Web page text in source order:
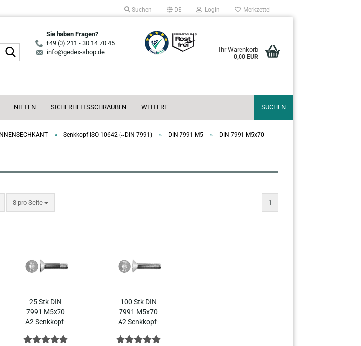
Suchen DE Login Merkzettel
Suche...
Sie haben Fragen?
+49 (0) 211 - 30 14 70 45
info@gedex-shop.de
Ihr Warenkorb
0,00 EUR
NIETEN SICHERHEITSSCHRAUBEN SUCHEN
WEITERE
INNENSECHKANT » Senkkopf ISO 10642 (~DIN 7991) » DIN 7991 M5 » DIN 7991 M5x70
8 pro Seite
pro Seite 1
25 Stk DIN
7991 M5x70
A2 Senk­kopf­
nen­sechs­kant
100 Stk DIN
7991 M5x70
A2 Senk­kopf­
nen­sechs­kant